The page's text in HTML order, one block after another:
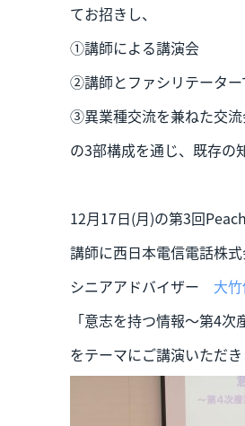
てお招きし、
①講師による講演会
②講師とファシリテータ
③異業種交流を兼ねた交
の3部構成を通じ、既存の
12月17日(月)の第3回
講師に西日本電信電話株
シニアアドバイザー 大
「意志を持つ情報～第4次
をテーマにご講演いただき